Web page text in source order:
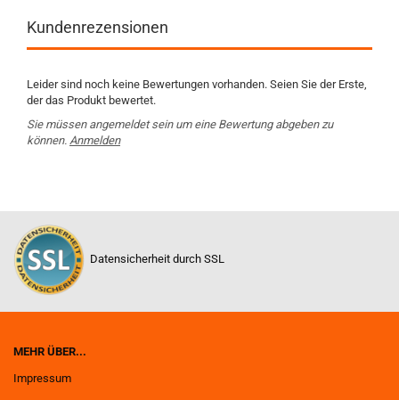
Kundenrezensionen
Leider sind noch keine Bewertungen vorhanden. Seien Sie der Erste,
der das Produkt bewertet.
Sie müssen angemeldet sein um eine Bewertung abgeben zu
können. Anmelden
Datensicherheit durch SSL
MEHR ÜBER...
Impressum